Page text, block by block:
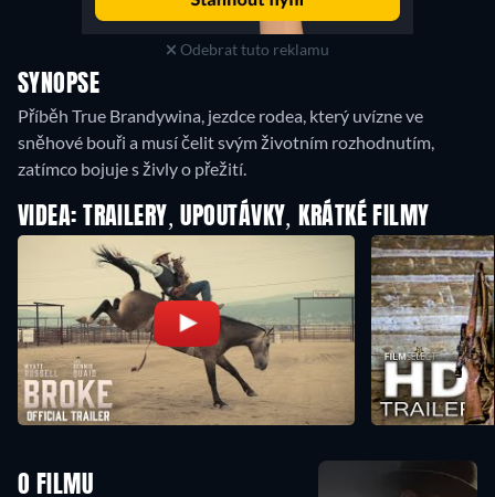
Odebrat tuto reklamu
SYNOPSE
Příběh True Brandywina, jezdce rodea, který uvízne ve
sněhové bouři a musí čelit svým životním rozhodnutím,
zatímco bojuje s živly o přežití.
VIDEA: TRAILERY, UPOUTÁVKY, KRÁTKÉ FILMY
O FILMU